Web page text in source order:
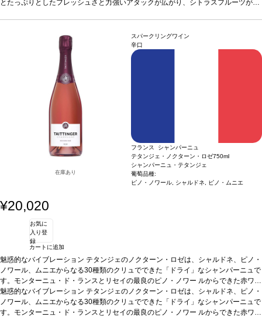
クリーミーソースの白身魚、塩漬けハム、エビ、サーモン、マグロ、ホタテのカル
合、在庫があり価格が同様の場合は自動的に次のヴィンテージに変更されます、ご
とたっぷりとしたフレッシュさと力強いアタックが広がり、シトラスフルーツが支
クリーミーソースの白身魚、塩漬けハム、エビ、サーモン、マグロ、ホタテのカル
パッチョ、チーズなどと好相性。またアペリティフに最適
0%、ピノ・ノワール 50%
VDC/HVE認証
合、在庫があり価格が同様の場合は自動的に次のヴィンテージに変更されます、ご
在庫あり
スパークリングワイン
辛口
フランス シャンパーニュ
テタンジェ・ノクターン・ロゼ750ml
シャンパーニュ・テタンジェ
葡萄品種:
ピノ・ノワール, シャルドネ, ピノ・ムニエ
¥20,020
お気に
入り登
録
カートに追加
魅惑的なバイブレーション テタンジェのノクターン・ロゼは、シャルドネ、ピノ・
ノワール、ムニエからなる30種類のクリュでできた「ドライ」なシャンパーニュで
す。モンターニュ・ド・ランスとリセイの最良のピノ・ノワー ルからできた赤ワイ
ンを12〜15％最終段階のアサンブラージュで加えることで、ロゼの色とふくよか
なコクを楽しむことができます。カーヴでゆっくりと熟成させたドザージュ（17.5
グラム/リットル）は、美しいつやを出します。繊細な泡、ロゼ色の色調、生き生き
魅惑的なバイブレーション テタンジェのノクターン・ロゼは、シャルドネ、ピノ・
ノワール、ムニエからなる30種類のクリュでできた「ドライ」なシャンパーニュで
す。モンターニュ・ド・ランスとリセイの最良のピノ・ノワー ルからできた赤ワイ